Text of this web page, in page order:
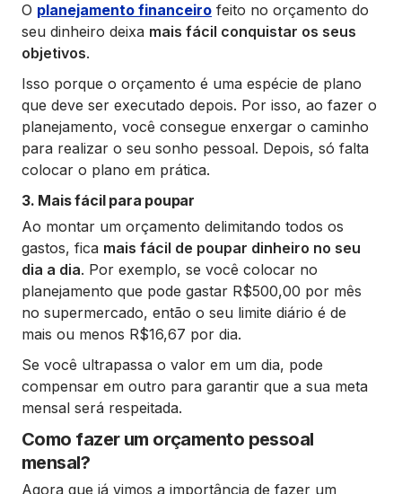
O planejamento financeiro feito no orçamento do
seu dinheiro deixa mais fácil conquistar os seus
objetivos.
Isso porque o orçamento é uma espécie de plano
que deve ser executado depois. Por isso, ao fazer o
planejamento, você consegue enxergar o caminho
para realizar o seu sonho pessoal. Depois, só falta
colocar o plano em prática.
3. Mais fácil para poupar
Ao montar um orçamento delimitando todos os
gastos, fica mais fácil de poupar dinheiro no seu
dia a dia. Por exemplo, se você colocar no
planejamento que pode gastar R$500,00 por mês
no supermercado, então o seu limite diário é de
mais ou menos R$16,67 por dia.
Se você ultrapassa o valor em um dia, pode
compensar em outro para garantir que a sua meta
mensal será respeitada.
Como fazer um orçamento pessoal
mensal?
Agora que já vimos a importância de fazer um